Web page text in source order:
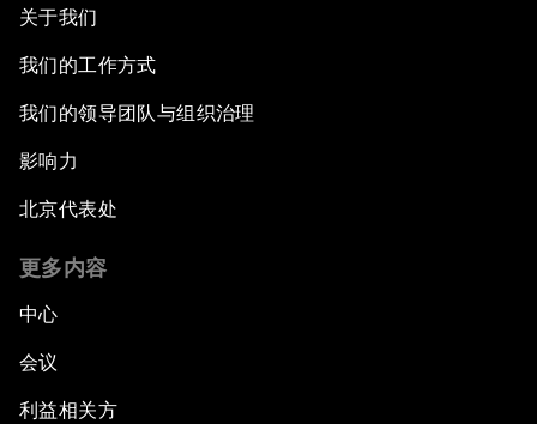
关于我们
我们的工作方式
我们的领导团队与组织治理
影响力
北京代表处
更多内容
中心
会议
利益相关方